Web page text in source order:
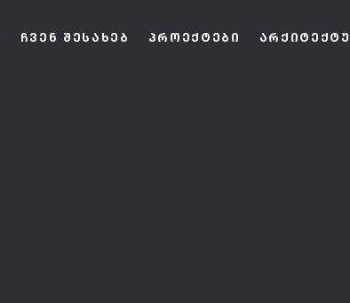
ᲩᲕᲔᲜ ᲨᲔᲡᲐᲮᲔᲑ ᲞᲠᲝᲔᲥᲢᲔᲑᲘ